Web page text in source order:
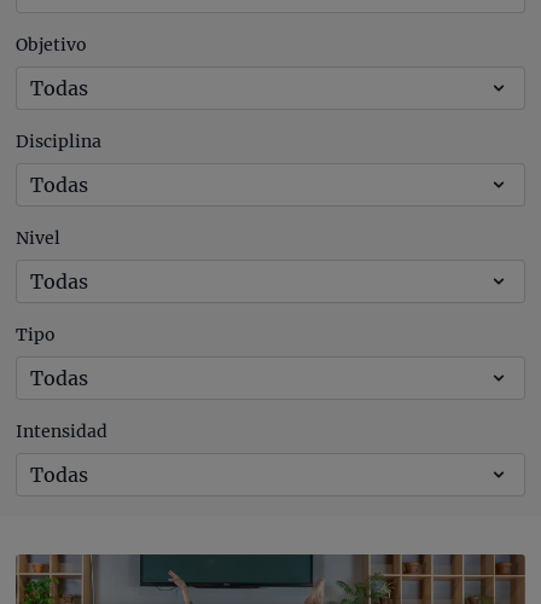
Objetivo
Disciplina
Nivel
Tipo
Intensidad